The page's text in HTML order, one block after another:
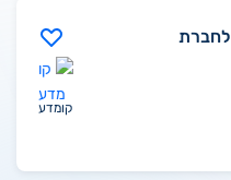
דרוש /ה Presale Engineer לחברת
קומדע